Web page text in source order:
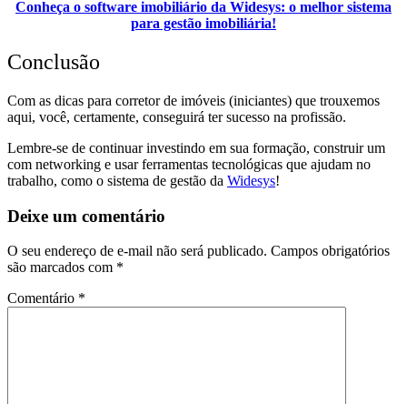
Conheça o software imobiliário da Widesys: o melhor sistema
para gestão imobiliária!
Conclusão
Com as dicas para corretor de imóveis (iniciantes) que trouxemos
aqui, você, certamente, conseguirá ter sucesso na profissão.
Lembre-se de continuar investindo em sua formação, construir um
com networking e usar ferramentas tecnológicas que ajudam no
trabalho, como o sistema de gestão da Widesys!
Deixe um comentário
O seu endereço de e-mail não será publicado. Campos obrigatórios
são marcados com *
Comentário *